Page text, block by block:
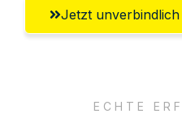
Jetzt
ECHTE